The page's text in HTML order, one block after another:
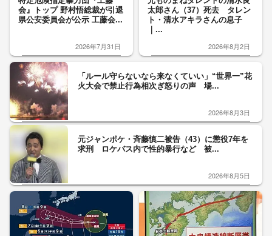
会』トップ 野村悟総裁が引退
県公安委員会が公示 工藤会...
2026年7月31日
太郎さん（37）死去 タレン
ト・清水アキラさんの息子
｜...
2026年8月2日
「ルール守らないなら来なくていい」“世界一”花
火大会で禁止行為相次ぎ怒りの声 場...
2026年8月3日
元ジャンポケ・斉藤慎二被告（43）に懲役7年を
求刑 ロケバス内で性的暴行など 被...
2026年8月5日